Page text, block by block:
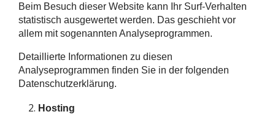
Beim Besuch dieser Website kann Ihr Surf-Verhalten
statistisch ausgewertet werden. Das geschieht vor
allem mit sogenannten Analyseprogrammen.
Detaillierte Informationen zu diesen
Analyseprogrammen finden Sie in der folgenden
Datenschutzerklärung.
Hosting